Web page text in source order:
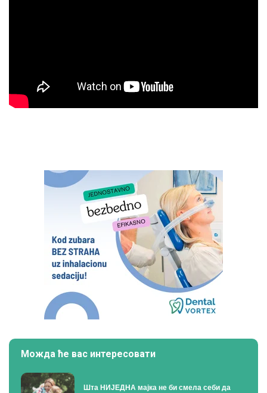
Можда ће вас интересовати
Шта НИЈЕДНА мајка не би смела себи да